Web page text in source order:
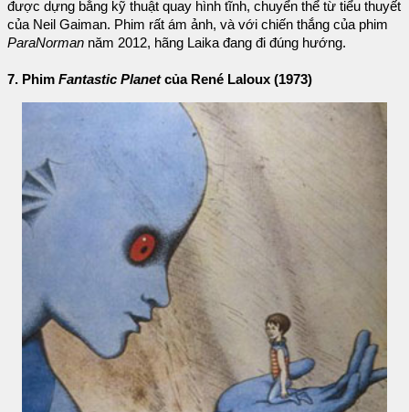
được dựng bằng kỹ thuật quay hình tĩnh, chuyển thể từ tiểu thuyết
của Neil Gaiman. Phim rất ám ảnh, và với chiến thắng của phim
ParaNorman năm 2012, hãng Laika đang đi đúng hướng.
7. Phim Fantastic Planetcủa René Laloux (1973)